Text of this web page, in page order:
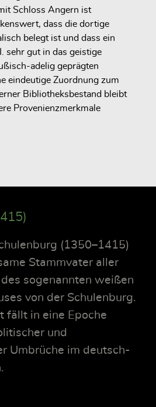
Schloss Angern ist
dass die dortige
belegt ist und dass ein
sehr gut in das geistige
adelig geprägten
eindeutige Zuordnung zum
Bibliotheksbestand bleibt
Provenienzmerkmale
und Schlachtenpläne
(1350–1415)
Stammvater aller
sogenannten weißen
von der Schulenburg.
fällt in eine Epoche
und
Umbrüche im deutsch-